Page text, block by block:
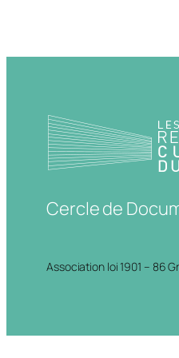
Cercle de
Association loi 1901 – 86